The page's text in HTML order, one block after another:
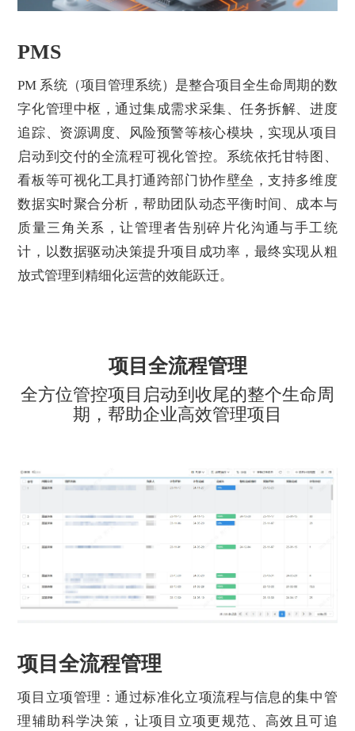
PMS
PM 系统（项目管理系统）是整合项目全生命周期的数
字化管理中枢，通过集成需求采集、任务拆解、进度
追踪、资源调度、风险预警等核心模块，实现从项目
启动到交付的全流程可视化管控。系统依托甘特图、
看板等可视化工具打通跨部门协作壁垒，支持多维度
数据实时聚合分析，帮助团队动态平衡时间、成本与
质量三角关系，让管理者告别碎片化沟通与手工统
计，以数据驱动决策提升项目成功率，最终实现从粗
放式管理到精细化运营的效能跃迁。
项目全流程管理
全方位管控项目启动到收尾的整个生命周
期，帮助企业高效管理项目
项目全流程管理
项目立项管理：通过标准化立项流程与信息的集中管
理辅助科学决策，让项目立项更规范、高效且可追